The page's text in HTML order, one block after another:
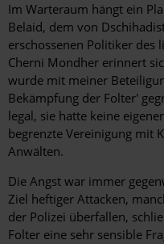
Im Warteraum hängt ein
Belaid, dem von
erschossenen Politiker des
Cherni Mondher erinnert
wurde mit meiner
Bekämpfung der Folter'
legal, sie hatte keine
begrenzte Vereinigung mit
Anwälten.
Die Angst war immer
Ziel heftiger Attacken,
der Polizei überfallen,
Folter eine sehr sensible